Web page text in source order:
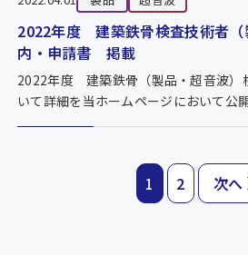
2022年度 建築鉄骨検査技術者（
内・申請書 掲載
2022年度 建築鉄骨（製品・超音波）
いて詳細を当ホームページにおいて公
1 2 次へ